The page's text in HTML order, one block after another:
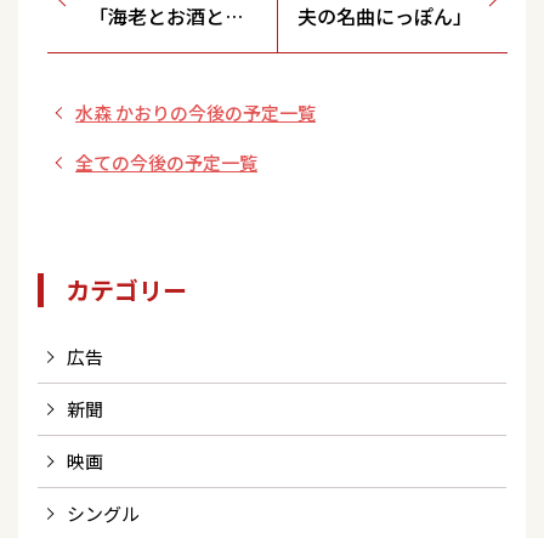
「海老とお酒と、
わさみんと」配信
夫の名曲にっぽん」
水森 かおりの今後の予定一覧
全ての今後の予定一覧
カテゴリー
広告
新聞
映画
シングル